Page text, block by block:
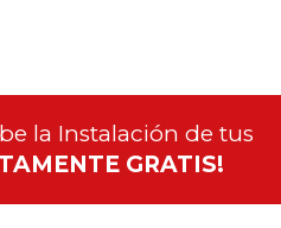
la Instalación de tus
GRATIS!